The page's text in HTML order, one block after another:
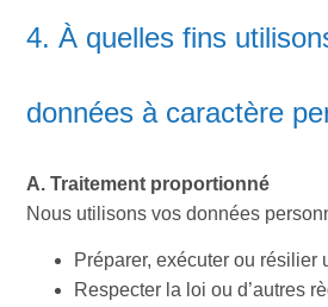
4. À quelles fins
données à caractère
A. Traitement proportionné
Nous utilisons vos données
Préparer, exécuter ou résilier
Respecter la loi ou d’autres